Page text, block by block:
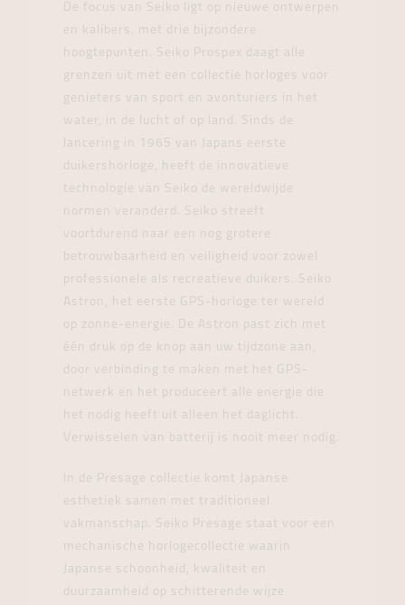
De focus van Seiko ligt op nieuwe ontwerpen
en kalibers, met drie bijzondere
hoogtepunten. Seiko Prospex daagt alle
grenzen uit met een collectie horloges voor
genieters van sport en avonturiers in het
water, in de lucht of op land. Sinds de
lancering in 1965 van Japans eerste
duikershorloge, heeft de innovatieve
technologie van Seiko de wereldwijde
normen veranderd. Seiko streeft
voortdurend naar een nog grotere
betrouwbaarheid en veiligheid voor zowel
professionele als recreatieve duikers. Seiko
Astron, het eerste GPS-horloge ter wereld
op zonne-energie. De Astron past zich met
één druk op de knop aan uw tijdzone aan,
door verbinding te maken met het GPS-
netwerk en het produceert alle energie die
het nodig heeft uit alleen het daglicht.
Verwisselen van batterij is nooit meer nodig.
In de Presage collectie komt Japanse
esthetiek samen met traditioneel
vakmanschap. Seiko Presage staat voor een
mechanische horlogecollectie waarin
Japanse schoonheid, kwaliteit en
duurzaamheid op schitterende wijze